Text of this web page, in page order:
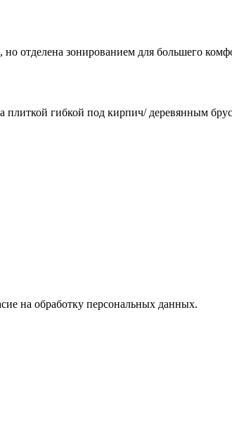
отделена зонированием для большего
плиткой гибкой под кирпич/ деревянным
на обработку персональных данных.